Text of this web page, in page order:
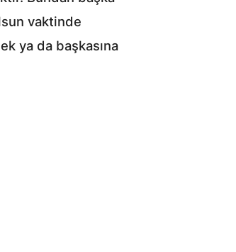
vaktinde
ya da başkasına